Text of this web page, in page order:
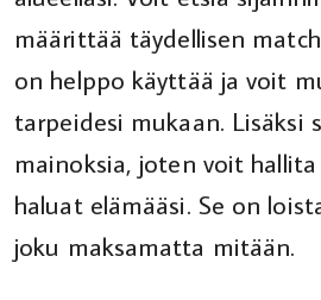
määrittää täydellisen
on helppo käyttää ja voit
tarpeidesi mukaan. Lisäksi
mainoksia, joten voit
haluat elämääsi. Se on
joku maksamatta mitään.